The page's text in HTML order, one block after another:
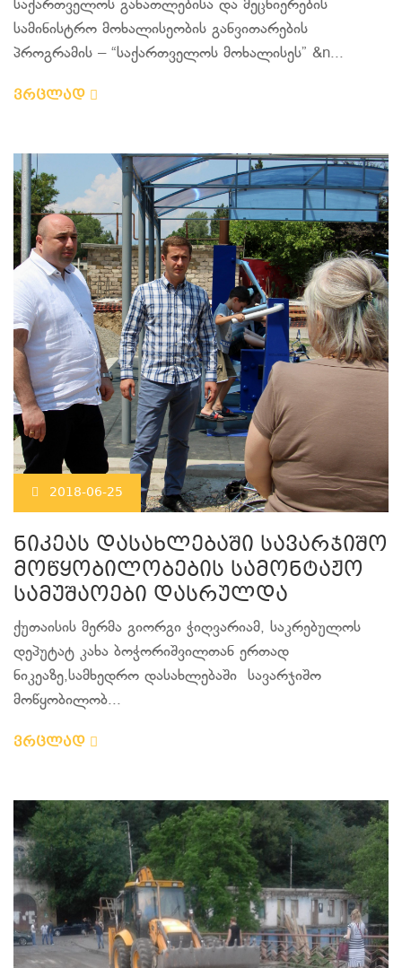
საქართველოს განათლებისა და მეცნიერების
სამინისტრო მოხალისეობის განვითარების
პროგრამის – “საქართველოს მოხალისეს” &n...
ვრცლად
2018-06-25
ნიკეას დასახლებაში სავარჯიშო
მოწყობილობების სამონტაჟო
სამუშაოები დასრულდა
ქუთაისის მერმა გიორგი ჭიღვარიამ, საკრებულოს
დეპუტატ კახა ბოჭორიშვილთან ერთად
ნიკეაზე,სამხედრო დასახლებაში სავარჯიშო
მოწყობილობ...
ვრცლად